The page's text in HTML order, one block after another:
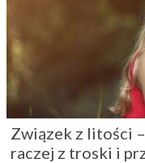
Związek z litości –
raczej z troski i